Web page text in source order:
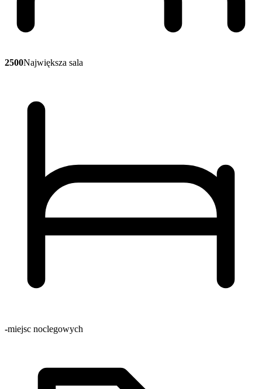
2500Największa sala
-miejsc noclegowych